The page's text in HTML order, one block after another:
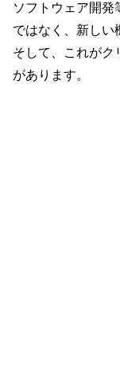
ソフトウェア開発
ではなく、新しい
そして、これがク
があります。